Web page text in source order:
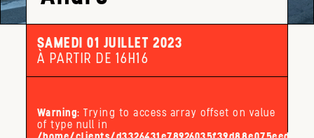
SAMEDI 01 JUILLET 2023
À PARTIR DE 16H16
Warning: Trying to access array offset on value
of type null in